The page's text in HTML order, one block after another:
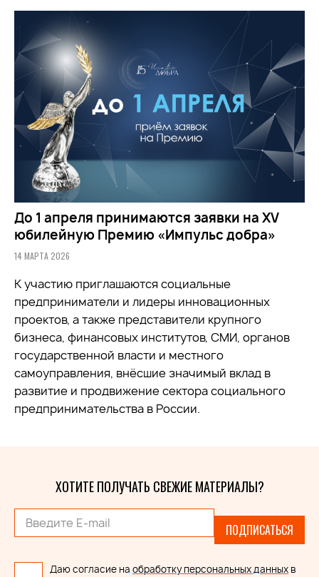
До 1 апреля принимаются заявки на XV
юбилейную Премию «Импульс добра»
14 МАРТА 2026
К участию приглашаются социальные
предприниматели и лидеры инновационных
проектов, а также представители крупного
бизнеса, финансовых институтов, СМИ, органов
государственной власти и местного
самоуправления, внёсшие значимый вклад в
развитие и продвижение сектора социального
предпринимательства в России.
ХОТИТЕ ПОЛУЧАТЬ СВЕЖИЕ МАТЕРИАЛЫ?
ПОДПИСАТЬСЯ
Даю согласие на обработку персональных данных в